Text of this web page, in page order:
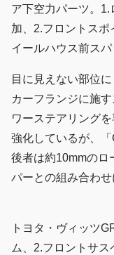
ア下空力パーツ。
加、2.フロントス
イールハウス前スパ
目に見えない部位
カーフランジに施
ワーステアリング
強化しているが、「
後者は約10mmのロ
パーとの組み合わせ
トヨタ・ヴィッツ
ム、2.フロントサ